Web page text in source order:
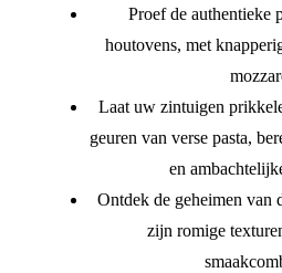
Proef de authentieke
houtovens, met
Laat uw zintuigen
geuren van verse pasta,
en
Ontdek de geheimen van
zijn romige